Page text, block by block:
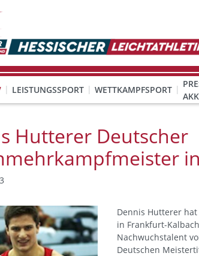
LEISTUNGSSPORT WETTKAMPFSPORT
Hutterer Deutscher
Dennis Hutterer
in Frankfurt-
Nachwuchstalent
Deutschen